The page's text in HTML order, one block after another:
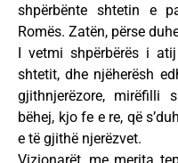
shpërbënte shtetin e
Romës. Zatën, përse
I vetmi shpërbërës i
shtetit, dhe njëherësh
gjithnjerëzore, mirëfilli
bëhej, kjo fe e re, që
e të gjithë njerëzvet.
Vizionarët, me merita